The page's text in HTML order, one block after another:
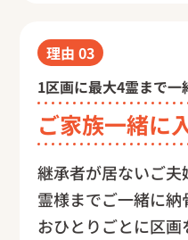
理由 03
1区画に最大4霊まで一
ご家族一緒に
継承者が居ないご
霊様までご一緒に納
おひとりごとに区